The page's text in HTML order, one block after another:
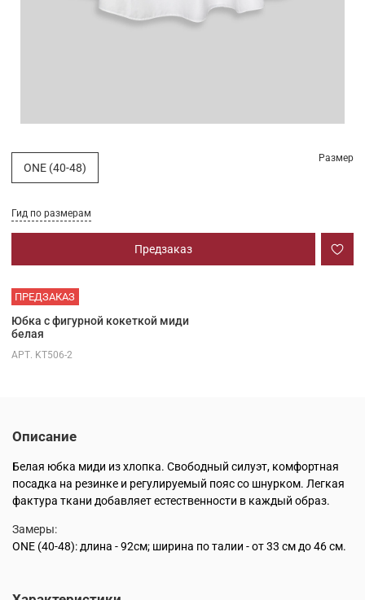
ПРЕДЗАКАЗ
Юбка с фигурной кокеткой миди
белая
АРТ. KT506-2
Гид по размерам
Предзаказ
Размер
ONE (40-48)
Описание
Белая юбка миди из хлопка. Свободный силуэт, комфортная
посадка на резинке и регулируемый пояс со шнурком. Легкая
фактура ткани добавляет естественности в каждый образ.
Замеры:
ONE (40-48): длина - 92см; ширина по талии - от 33 см до 46 см.